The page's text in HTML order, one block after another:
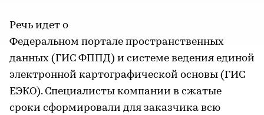
Речь идет о
Федеральном портале пространственных
данных (ГИС ФППД) и системе ведения единой
электронной картографической основы (ГИС
ЕЭКО). Специалисты компании в сжатые
сроки сформировали для заказчика всю